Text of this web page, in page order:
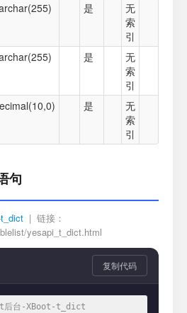
是
无
索
引
是
无
索
引
是
无
索
引
句
| 链接：
yesapi_t_dict.html
复制代码
后台-XBoot-t_dict